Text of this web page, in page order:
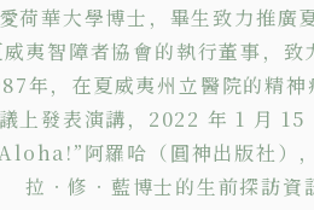
荷華大學博士，畢生致力推廣
夷智障者協會的執行董事，
年，在夏威夷州立醫院的精
上發表演講，2022 年 1 月
阿羅哈 （圓神出版社），
拉‧修‧藍博士的生前探訪資